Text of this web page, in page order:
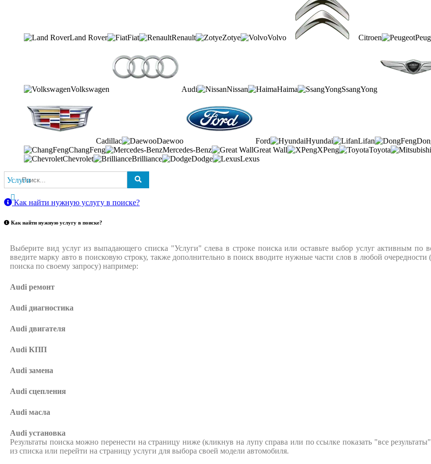
Land Rover Fiat Renault Zotye Volvo Citroen
Volkswagen Audi Nissan Haima SsangYong
Cadillac Daewoo Ford Hyundai Lifan
ChangFeng
Mercedes-Benz Great Wall XPeng Toyota
Chevrolet
Brilliance Dodge Lexus
Услуги
Как найти нужную услугу в поиске?
Как найти нужную услугу в поиске?
Выберите вид услуг из выпадающего списка "Услуги" слева в строке поиска или оставьте выбор услуг активным по
введите марку авто в поисковую строку, также дополнительно в поиск вводите нужные части слов в любой очередности
поиска по своему запросу) например:
Audi ремонт
Audi диагностика
Audi двигателя
Audi КПП
Audi замена
Audi сцепления
Audi масла
Audi установка
Результаты поиска можно перенести на страницу ниже (кликнув на лупу справа или по ссылке показать "все
из списка или перейти на страницу услуги для выбора своей модели автомобиля.